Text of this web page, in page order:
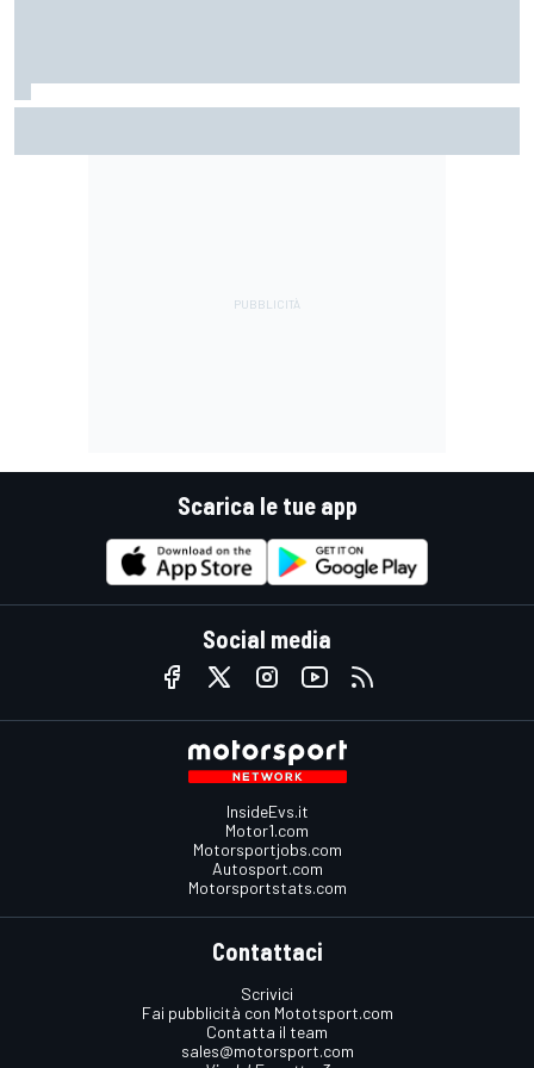
Scarica le tue app
Social media
InsideEvs.it
Motor1.com
Motorsportjobs.com
Autosport.com
Motorsportstats.com
Contattaci
Scrivici
Fai pubblicità con Mototsport.com
Contatta il team
sales@motorsport.com